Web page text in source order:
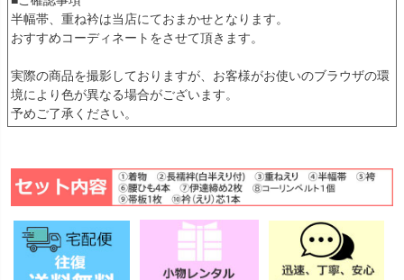
半幅帯、重ね衿は当店にておまかせとなります。
おすすめコーディネートをさせて頂きます。
実際の商品を撮影しておりますが、お客様がお使いのブラウザの環
境により色が異なる場合がございます。
予めご了承ください。